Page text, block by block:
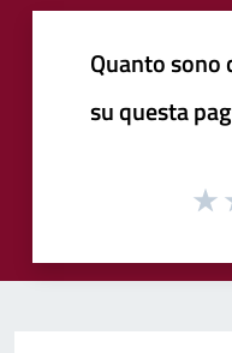
Quanto
su questa